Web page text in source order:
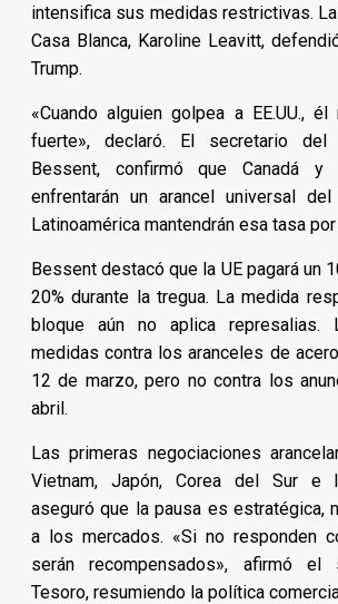
intensifica sus medidas restrictivas.
Casa Blanca, Karoline Leavitt,
Trump.
«Cuando alguien golpea a EE.UU.,
fuerte», declaró. El secretario del
Bessent, confirmó que Canadá y
enfrentarán un arancel universal
Latinoamérica mantendrán esa tasa
Bessent destacó que la UE pagará un
20% durante la tregua. La medida
bloque aún no aplica represalias.
medidas contra los aranceles de
12 de marzo, pero no contra los
abril.
Las primeras negociaciones
Vietnam, Japón, Corea del Sur e
aseguró que la pausa es estratégica,
a los mercados. «Si no responden
serán recompensados», afirmó el
Tesoro, resumiendo la política